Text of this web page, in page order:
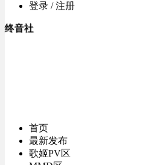
登录 / 注册
终音社
首页
最新发布
歌姬PV区